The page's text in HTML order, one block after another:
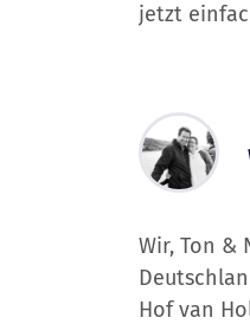
jetzt
Wir, Ton &
Hof van